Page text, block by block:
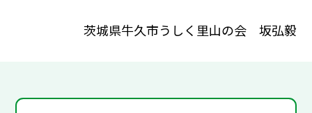
茨城県牛久市うしく里山の会 坂弘毅